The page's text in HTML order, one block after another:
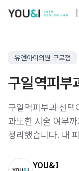
유앤아이의원 구로점
구일역피부
구일역피부과 선택
과도한 시술 여부
정리했습니다. 내
YOU&I